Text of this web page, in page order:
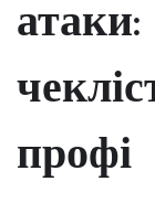
профі